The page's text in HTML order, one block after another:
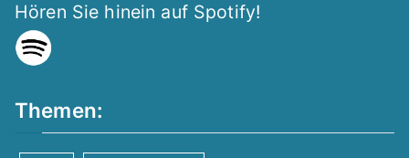
Hören Sie hinein auf Spotify!
Themen: